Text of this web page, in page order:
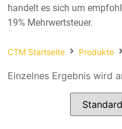
Beschichten
Fasern
Kernmaterial
handelt es sich um
19% Mehrwertsteuer.
CTM Startseite Produkte
Einzelnes Ergebnis wird